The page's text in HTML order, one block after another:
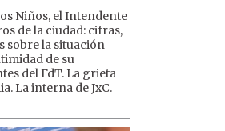
Niños, el Intendente
de la ciudad: cifras,
sobre la situación
de su
del FdT. La grieta
La interna de JxC.